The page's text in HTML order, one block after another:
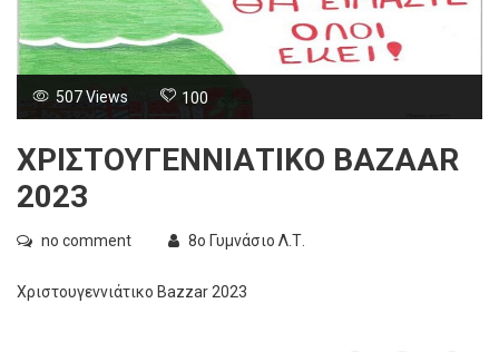
507 Views 100
ΧΡΙΣΤΟΥΓΕΝΝΙΆΤΙΚΟ BAZAAR
2023
no comment 8ο Γυμνάσιο Λ.Τ.
Χριστουγεννιάτικο Bazzar 2023